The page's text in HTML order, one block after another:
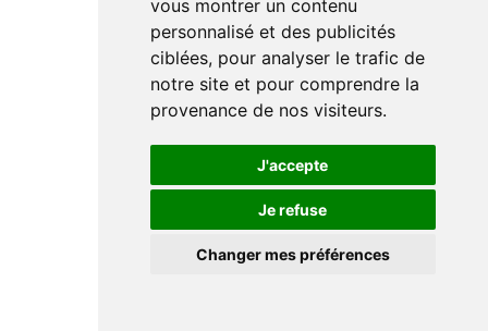
vous montrer un contenu
personnalisé et des publicités
ciblées, pour analyser le trafic de
notre site et pour comprendre la
provenance de nos visiteurs.
J'accepte
Je refuse
Changer mes préférences